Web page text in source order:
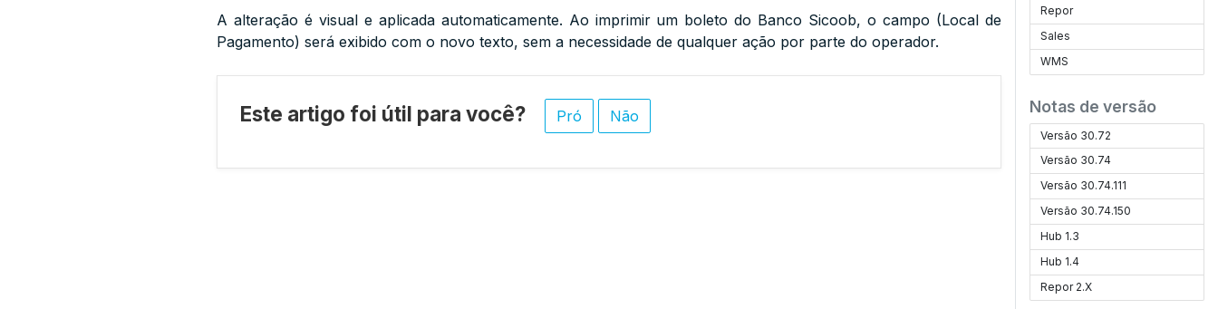
A alteração é visual e aplicada automaticamente. Ao imprimir um boleto do Banco Sicoob, o campo (Local de
Pagamento) será exibido com o novo texto, sem a necessidade de qualquer ação por parte do operador.
Este artigo foi útil para você? Pró Não
Repor
Sales
WMS
Notas de versão
Versão 30.72
Versão 30.74
Versão 30.74.111
Versão 30.74.150
Hub 1.3
Hub 1.4
Repor 2.X